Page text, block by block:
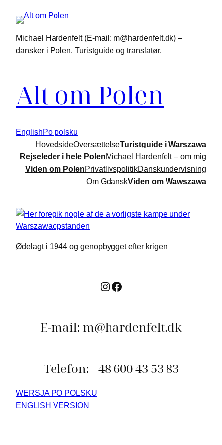
indhold
Michael Hardenfelt (E-mail: m@hardenfelt.dk) –
dansker i Polen. Turistguide og translatør.
Alt om Polen
EnglishPo polsku
HovedsideOversættelseTuristguide i Warszawa
Rejseleder i hele PolenMichael Hardenfelt – om mig
Viden om PolenPrivatlivspolitikDanskundervisning
Om GdanskViden om Wawszawa
Ødelagt i 1944 og genopbygget efter krigen
Instagram
Facebook
E-mail: m@hardenfelt.dk
Telefon: +48 600 43 53 83
WERSJA PO POLSKU
ENGLISH VERSION